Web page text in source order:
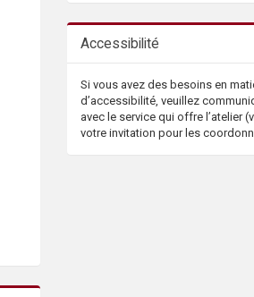
Accessibilité
Si vous avez des besoins en
d’accessibilité, veuillez
avec le service qui offre l’atelier
votre invitation pour les